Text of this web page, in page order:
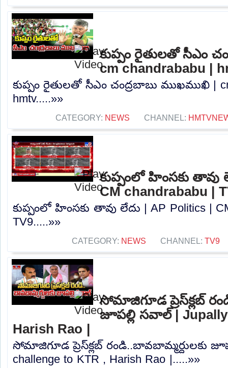
కుప్పం రైతులతో సీఎం
cm chandrababu |
కుప్పం రైతులతో సీఎం చంద్రబాబు ముఖముఖి |
hmtv.....»»
CATEGORY: NEWS CHANNEL:
కుప్పంలో హింసకు తావు
CM chandrababu |
కుప్పంలో హింసకు తావు లేదు | AP Politics |
TV9.....»»
CATEGORY: NEWS CHANNEL: TV9
సోమాజిగూడ ప్రెస్‌క్లబ్
జూపల్లి సవాల్ |
Harish Rao |
సోమాజిగూడ ప్రెస్‌క్లబ్ రండి..బావబామ్మర్దులకు
challenge to KTR , Harish Rao |.....»»